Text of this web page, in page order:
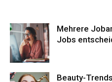
Mehrere
Jobs
Beauty-